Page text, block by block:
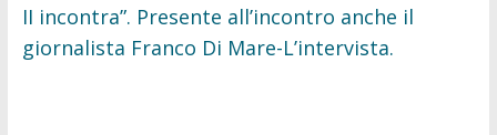
II incontra”. Presente all’incontro anche il
giornalista Franco Di Mare-L’intervista.